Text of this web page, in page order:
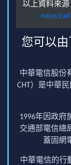
以上資料來源
rvice/
您可以
中華電信股份
CHT）是中華
1996年因政府
交通部電信總
蓋固網
中華電信的行